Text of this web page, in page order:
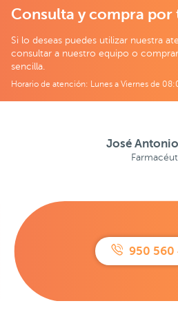
Consulta y compra por
Si lo deseas puedes utilizar nuestra
consultar a nuestro equipo o
sencilla.
Horario de atención: Lunes a Viernes de
950 560
José